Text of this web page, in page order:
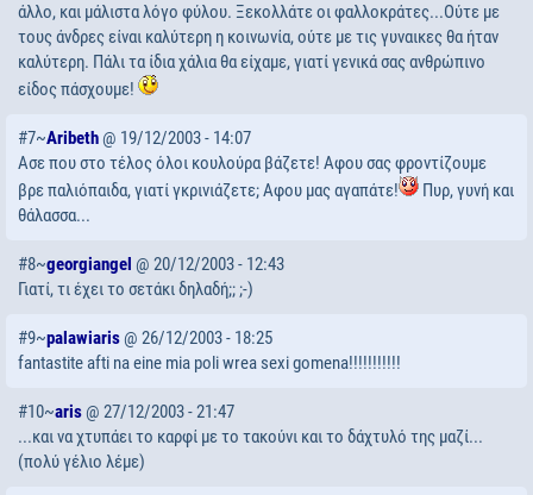
άλλο, και μάλιστα λόγο φύλου. Ξεκολλάτε οι φαλλοκράτες...Ούτε με
τους άνδρες είναι καλύτερη η κοινωνία, ούτε με τις γυναικες θα ήταν
καλύτερη. Πάλι τα ίδια χάλια θα είχαμε, γιατί γενικά σας ανθρώπινο
είδος πάσχουμε!
#7~Aribeth@ 19/12/2003 - 14:07
Ασε που στο τέλος όλοι κουλούρα βάζετε! Αφου σας φροντίζουμε
βρε παλιόπαιδα, γιατί γκρινιάζετε; Αφου μας αγαπάτε!
Πυρ, γυνή και
θάλασσα...
#8~georgiangel @ 20/12/2003 - 12:43
Γιατί, τι έχει το σετάκι δηλαδή;; ;-)
#9~palawiaris@ 26/12/2003 - 18:25
fantastite afti na eine mia poli wrea sexi gomena!!!!!!!!!!!
#10~aris @ 27/12/2003 - 21:47
...και να χτυπάει το καρφί με το τακούνι και το δάχτυλό της μαζί...
(πολύ γέλιο λέμε)